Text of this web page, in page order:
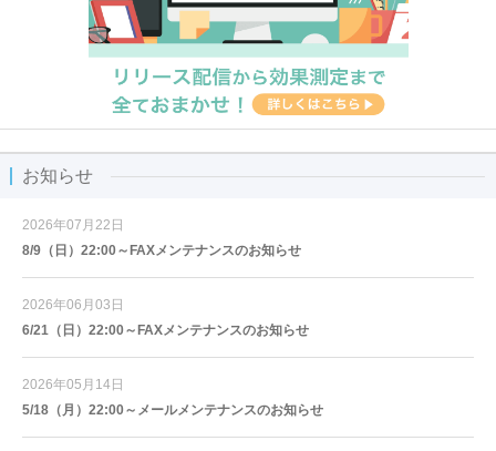
お知らせ
2026年07月22日
8/9（日）22:00～FAXメンテナンスのお知らせ
2026年06月03日
6/21（日）22:00～FAXメンテナンスのお知らせ
2026年05月14日
5/18（月）22:00～メールメンテナンスのお知らせ